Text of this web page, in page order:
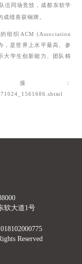
伍同场竞技，成都东软学
成绩喜获铜牌。
组织 ACM (Association
，是世界上水平最高、参
大学生创新能力、团队精
：
软大道1号
Reserved